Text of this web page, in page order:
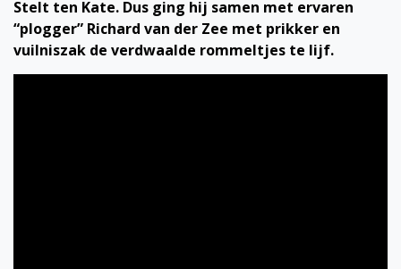
Stelt ten Kate. Dus ging hij samen met ervaren
“plogger” Richard van der Zee met prikker en
vuilniszak de verdwaalde rommeltjes te lijf.